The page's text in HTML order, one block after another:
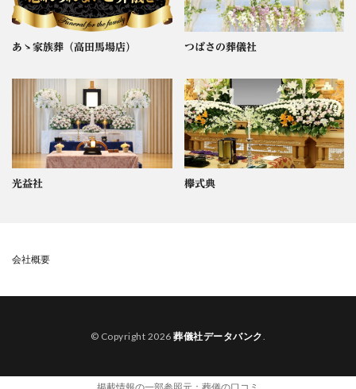
あゝ家族葬（高田馬場店） つばさの葬儀社
光益社 欅式典
会社概要
© Copyright 2026葬儀社データバンク.